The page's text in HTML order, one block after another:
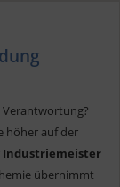
höher auf der
Industriemeister
übernimmt